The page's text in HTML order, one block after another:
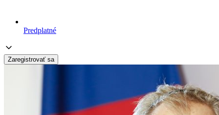
Predplatné
Zaregistrovať sa